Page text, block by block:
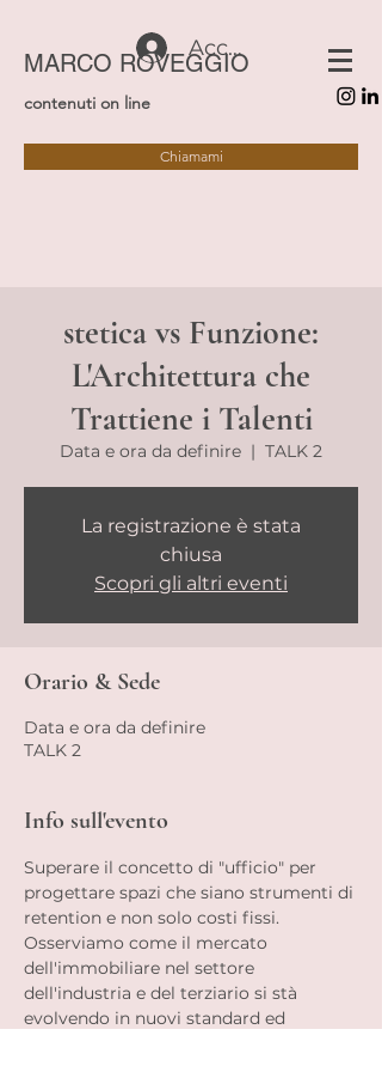
MARCO ROVEGGIO
contenuti on line
Chiamami
Accedi
stetica vs Funzione:
L'Architettura che
Trattiene i Talenti
Data e ora da definire
  |
TALK 2
La registrazione è stata
chiusa
Scopri gli altri eventi
Orario & Sede
Data e ora da definire
TALK 2
Info sull'evento
Superare il concetto di "ufficio" per
progettare spazi che siano strumenti di
retention e non solo costi fissi.
Osserviamo come il mercato
dell'immobiliare nel settore
dell'industria e del terziario si stà
evolvendo in nuovi standard ed